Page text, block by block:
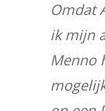
Omdat
ik mijn
Menno